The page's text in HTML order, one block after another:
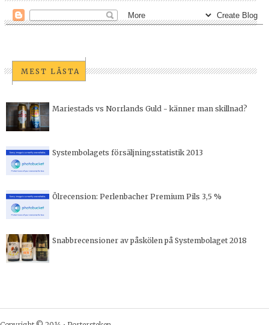
MEST LÄSTA
Mariestads vs Norrlands Guld - känner man skillnad?
Systembolagets försäljningsstatistik 2013
Ölrecension: Perlenbacher Premium Pils 3,5 %
Snabbrecensioner av påskölen på Systembolaget 2018